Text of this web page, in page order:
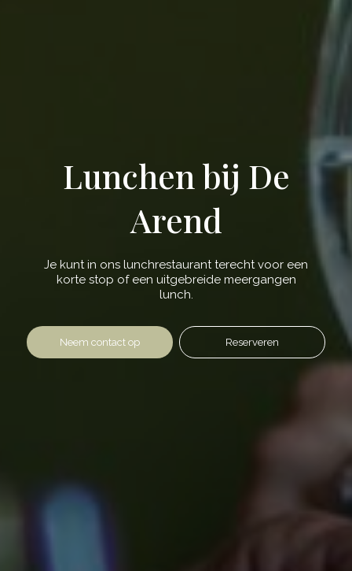
Lunchen bij De
Arend
Je kunt in ons lunchrestaurant terecht voor een
korte stop of een uitgebreide meergangen
lunch.
Neem contact op Reserveren